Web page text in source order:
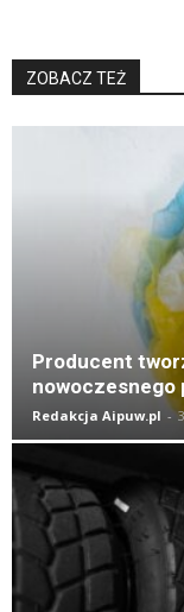
ZOBACZ TEŻ
Producent
nowoczesnego
Redakcja Aipuw.pl -